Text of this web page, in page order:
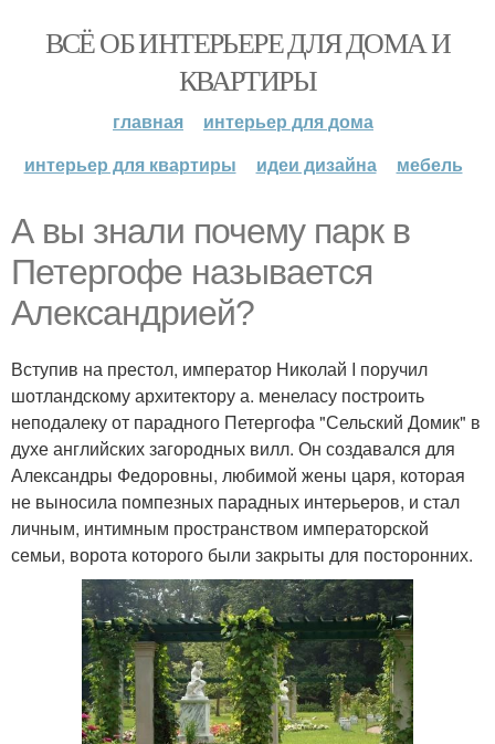
ВСЁ ОБ ИНТЕРЬЕРЕ ДЛЯ ДОМА И
КВАРТИРЫ
главная
интерьер для дома
интерьер для квартиры
идеи дизайна мебель
А вы знали почему парк в
Петергофе называется
Александрией?
Вступив на престол, император Николай I поручил
шотландскому архитектору а. менеласу построить
неподалеку от парадного Петергофа "Сельский Домик" в
духе английских загородных вилл. Он создавался для
Александры Федоровны, любимой жены царя, которая
не выносила помпезных парадных интерьеров, и стал
личным, интимным пространством императорской
семьи, ворота которого были закрыты для посторонних.